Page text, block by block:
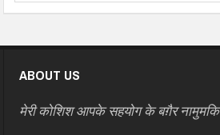
ABOUT US
मेरी कोशिश आपके सहयोग के बग़ैर